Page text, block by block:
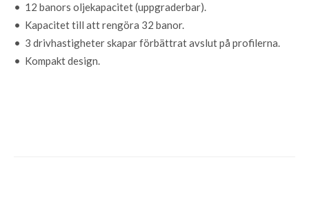
• 12 banors oljekapacitet (uppgraderbar).
• Kapacitet till att rengöra 32 banor.
• 3 drivhastigheter skapar förbättrat avslut på profilerna.
• Kompakt design.